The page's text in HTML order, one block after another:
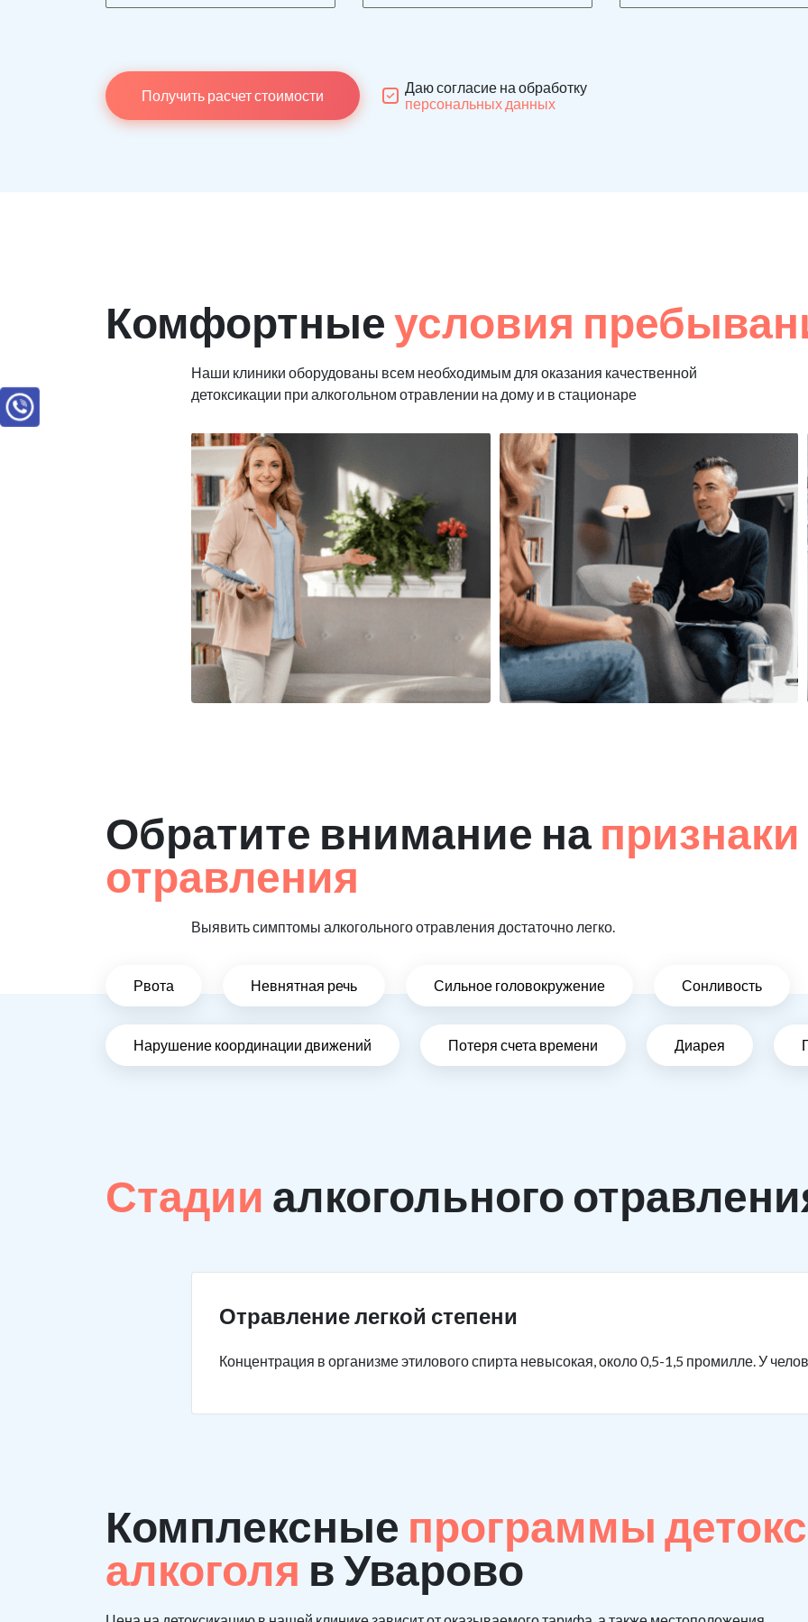
Получить расчет стоимости
Даю согласие на обработку
персональных данных
Комфортныеусловия
Наши клиники оборудованы всем необходимым для оказания качественной
детоксикации при алкогольном отравлении на дому и в стационаре
Обратите внимание на
отравления
Выявить симптомы алкогольного отравления достаточно легко.
Рвота Невнятная речь Сильное головокружение Сонливость
Нарушение координации движений Потеря счета времени Диарея
Стадии алкогольного
Отравление легкой степени
Концентрация в организме этилового спирта невысокая, около 0,5-1,5 промилле. У
Комплексные программы
алкоголя в Уварово